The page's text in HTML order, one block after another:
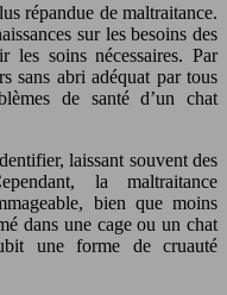
répandue de maltraitance.
sur les besoins des
les soins nécessaires. Par
sans abri adéquat par tous
de santé d’un chat
laissant souvent des
la maltraitance
bien que moins
dans une cage ou un chat
une forme de cruauté